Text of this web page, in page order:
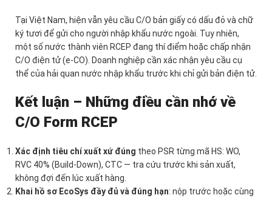
Tại Việt Nam, hiện vẫn yêu cầu C/O bản giấy có dấu đỏ và chữ
ký tươi để gửi cho người nhập khẩu nước ngoài. Tuy nhiên,
một số nước thành viên RCEP đang thí điểm hoặc chấp nhận
C/O điện tử (e-CO). Doanh nghiệp cần xác nhận yêu cầu cụ
thể của hải quan nước nhập khẩu trước khi chỉ gửi bản điện tử.
Kết luận – Những điều cần nhớ về
C/O Form RCEP
Xác định tiêu chí xuất xứ đúng theo PSR từng mã HS: WO,
RVC 40% (Build-Down), CTC — tra cứu trước khi sản xuất,
không đợi đến lúc xuất hàng.
Khai hồ sơ EcoSys đầy đủ và đúng hạn: nộp trước hoặc cùng